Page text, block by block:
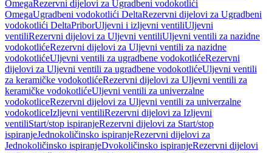
OmegaRezervni dijelovi za Ugradbeni vodokotlići
OmegaUgradbeni vodokotlići DeltaRezervni dijelovi za Ugradbeni
vodokotlići DeltaPriborUljevni i izljevni ventiliUljevni
ventiliRezervni dijelovi za Uljevni ventiliUljevni ventili za nazidne
vodokotlićeRezervni dijelovi za Uljevni ventili za nazidne
vodokotlićeUljevni ventili za ugradbene vodokotlićeRezervni
dijelovi za Uljevni ventili za ugradbene vodokotlićeUljevni ventili
za keramičke vodokotlićeRezervni dijelovi za Uljevni ventili za
keramičke vodokotlićeUljevni ventili za univerzalne
vodokotliceRezervni dijelovi za Uljevni ventili za univerzalne
vodokotliceIzljevni ventiliRezervni dijelovi za Izljevni
ventiliStart/stop ispiranjeRezervni dijelovi za Start/stop
ispiranjeJednokoličinsko ispiranjeRezervni dijelovi za
Jednokoličinsko ispiranjeDvokoličinsko ispiranjeRezervni dijelovi